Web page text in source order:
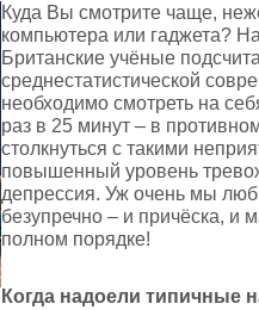
Куда Вы смотрите чаще,
компьютера или гаджета?
Британские учёные
среднестатистической
необходимо смотреть на
раз в 25 минут – в
столкнуться с такими
повышенный уровень
депрессия. Уж очень мы
безупречно – и причёска, и
полном порядке!
Когда надоели типичные